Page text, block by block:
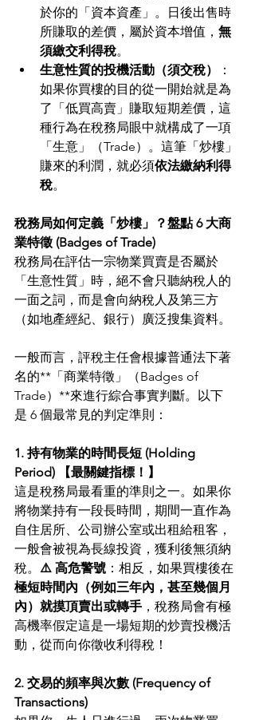
於你的「資本資產」。日後出售時
所賺取的差價，屬於資本增值， 無
須繳交利得稅。
生意性質的投機活動（須交稅）
：
如果你買樓的目的從一開始就是為
了「低買高賣」賺取短期差價，這
種行為在稅務局眼中就構成了一項
「生意」（Trade）。這筆「炒樓」
賺來的利潤，就必須依法繳納利得
稅。
稅務局如何定義「炒樓」？盤點 6 大商
業特徵 (Badges of Trade)
稅務局在評估一宗物業買賣是否屬於
「生意性質」時，絕不會只聽納稅人的
一面之詞，而是會向納稅人及第三方
（如地產經紀、銀行）廣泛搜集資料。
一般而言，評稅主任會根據普通法下著
名的**「商業特徵」（Badges of
Trade）**來進行綜合事實判斷。以下
是 6 個最常見的判定準則：
1. 持有物業的時間長短 (Holding
Period) 【最關鍵指標！】
這是稅務局最看重的準則之一。如果你
將物業持有一段長時間，期間一直作為
自住居所、公司辦公室或出租給租客，
一般會被視為長線投資，獲利後無須納
稅。 ⚠️ 高危警號 ：相反，如果買樓後在
極短時間內（例如三年內，甚至幾個月
內）就摸頂賣出或轉手 ，稅務局會有極
高機率假定這是一場短期的炒賣投機活
動，從而向你徵收利得稅！
2. 交易的頻率與次數 (Frequency of
Transactions)